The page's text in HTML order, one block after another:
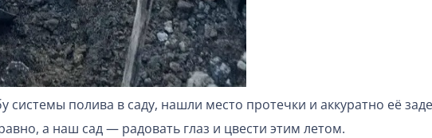
системы полива в саду, нашли место протечки и аккуратно её
а наш сад — радовать глаз и цвести этим летом.